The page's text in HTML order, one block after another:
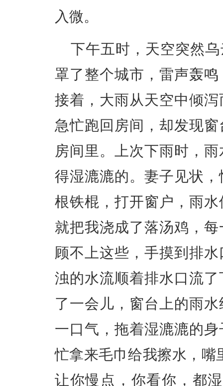
入微。
下午五时，天空突然
罩了整个城市，雷声轰
接着，大雨从天空中倾
急忙跑回房间，却发现
房间里。上次下雨时，
得湿漉漉的。妻子见状
根铁棍，打开窗户，雨
就把我浇成了落汤鸡，
顾不上这些，手摸到排
浊的水流顺着排水口流
了一会儿，窗台上的雨
一口气，拖着湿漉漉的
忙拿来毛巾给我擦水，嘴
让你慢点，你看你，都